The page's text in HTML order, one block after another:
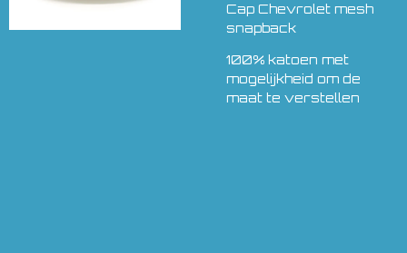
Cap Chevrolet mesh
snapback
100% katoen met
mogelijkheid om de
maat te verstellen